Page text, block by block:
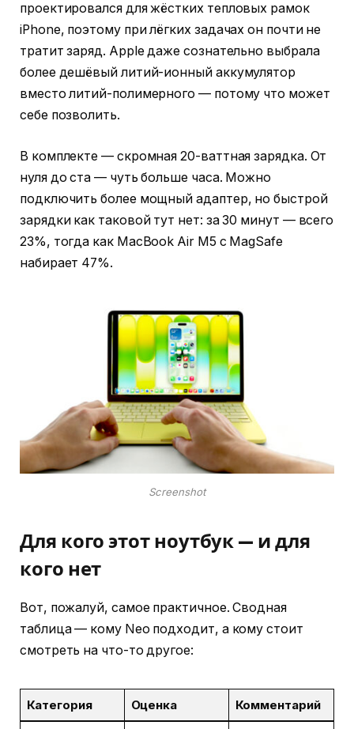
проектировался для жёстких тепловых рамок
iPhone, поэтому при лёгких задачах он почти не
тратит заряд. Apple даже сознательно выбрала
более дешёвый литий-ионный аккумулятор
вместо литий-полимерного — потому что может
себе позволить.
В комплекте — скромная 20-ваттная зарядка. От
нуля до ста — чуть больше часа. Можно
подключить более мощный адаптер, но быстрой
зарядки как таковой тут нет: за 30 минут — всего
23%, тогда как MacBook Air M5 с MagSafe
набирает 47%.
Screenshot
Для кого этот ноутбук — и для
кого нет
Вот, пожалуй, самое практичное. Сводная
таблица — кому Neo подходит, а кому стоит
смотреть на что-то другое:
Категория Оценка Комментарий